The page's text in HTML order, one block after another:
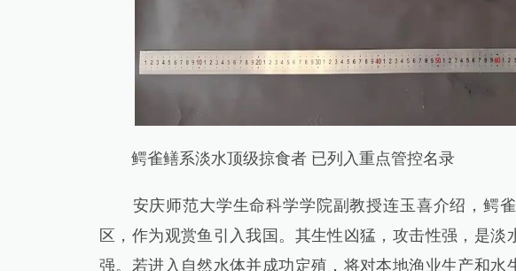
鳄雀鳝系淡水顶级掠食者 已列入重点管控名录
安庆师范大学生命科学学院副教授连玉喜介绍，鳄雀
区，作为观赏鱼引入我国。其生性凶猛，攻击性强，是
强。若进入自然水体并成功定殖，将对本地渔业生产和